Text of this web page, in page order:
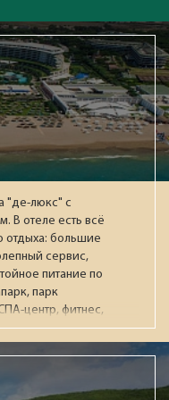
отправится в
не надо,
туда почти каджый
5* с нетерпением
"де-люкс" с
В отеле есть всё
отдыха: большие
сервис,
питание по
парк
центр, фитнес,
для обеспеченных